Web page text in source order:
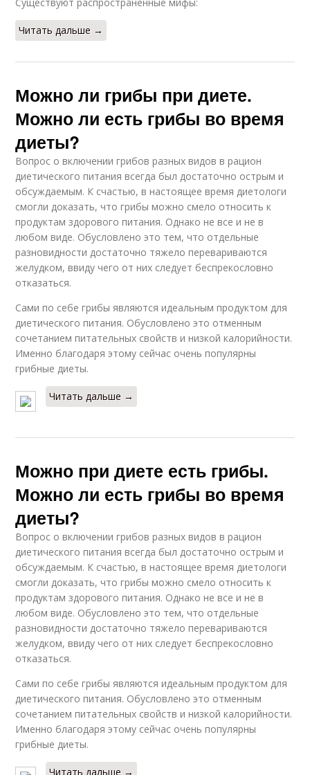
Читать дальше →
Можно ли грибы при диете.
Можно ли есть грибы во время
диеты?
Вопрос о включении грибов разных видов в рацион
диетического питания всегда был достаточно острым и
обсуждаемым. К счастью, в настоящее время диетологи
смогли доказать, что грибы можно смело относить к
продуктам здорового питания. Однако не все и не в
любом виде. Обусловлено это тем, что отдельные
разновидности достаточно тяжело перевариваются
желудком, ввиду чего от них следует беспрекословно
отказаться.
Сами по себе грибы являются идеальным продуктом для
диетического питания. Обусловлено это отменным
сочетанием питательных свойств и низкой калорийности.
Именно благодаря этому сейчас очень популярны
грибные диеты.
Читать дальше →
Можно при диете есть грибы.
Можно ли есть грибы во время
диеты?
Вопрос о включении грибов разных видов в рацион
диетического питания всегда был достаточно острым и
обсуждаемым. К счастью, в настоящее время диетологи
смогли доказать, что грибы можно смело относить к
продуктам здорового питания. Однако не все и не в
любом виде. Обусловлено это тем, что отдельные
разновидности достаточно тяжело перевариваются
желудком, ввиду чего от них следует беспрекословно
отказаться.
Сами по себе грибы являются идеальным продуктом для
диетического питания. Обусловлено это отменным
сочетанием питательных свойств и низкой калорийности.
Именно благодаря этому сейчас очень популярны
грибные диеты.
Читать дальше →